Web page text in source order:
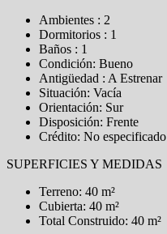
Ambientes : 2
Dormitorios : 1
Baños : 1
Condición: Bueno
Antigüedad : A Estrenar
Situación: Vacía
Orientación: Sur
Disposición: Frente
Crédito: No especificado
SUPERFICIES Y MEDIDAS
Terreno: 40 m²
Cubierta: 40 m²
Total Construido: 40 m²